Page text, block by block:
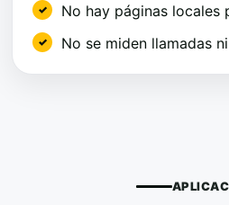
No hay páginas locales
No se miden llamadas